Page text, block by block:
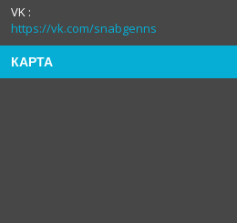
VK
https://vk.com/snabgenns
КАРТА